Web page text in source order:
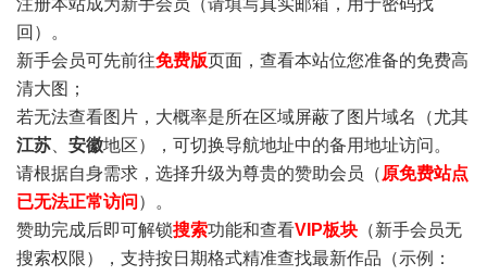
注册本站成为新手会员 （请填写真实邮箱，用于密码找
回）。
新手会员可先前往免费版页面，查看本站位您准备的免费高
清大图；
若无法查看图片，大概率是所在区域屏蔽了图片域名（尤其
江苏
安徽地区），可切换导航地址中的备用地址访问。
请根据自身需求，选择升级为尊贵的赞助会员（ 原免费站点
已无法正常访问 ）。
赞助完成后即可解锁搜索功能和查看VIP板块 （新手会员无
搜索权限），支持按日期格式精准查找最新作品（示例：